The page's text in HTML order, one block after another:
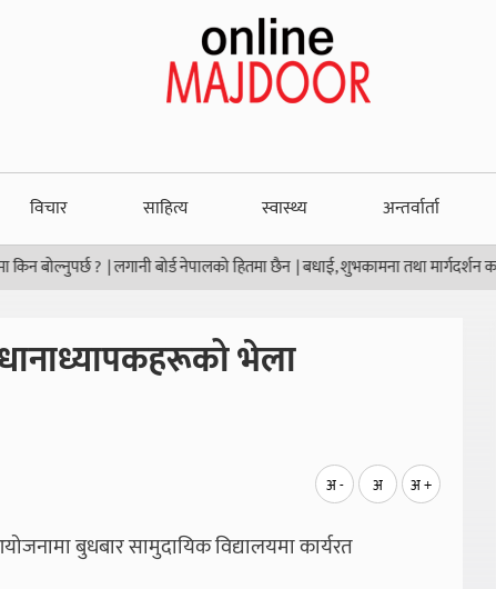
विचार साहित्य स्वास्थ्य अन्तर्वार्ता
बोल्नुपर्छ ? |लगानी बोर्ड नेपालको हितमा छैन |बधाई, शुभकामना तथा मार्गदर्शन कार्यक्रम
भेला
अ - अ अ +
बुधबार सामुदायिक विद्यालयमा कार्यरत